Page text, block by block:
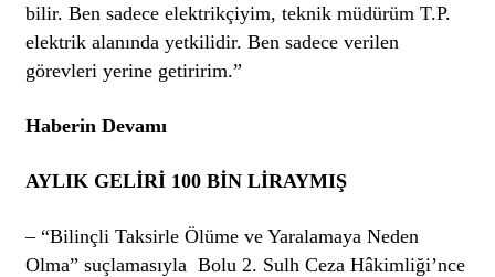
bilir. Ben sadece elektrikçiyim, teknik müdürüm T.P.
elektrik alanında yetkilidir. Ben sadece verilen
görevleri yerine getiririm.”
Haberin Devamı
AYLIK GELİRİ 100 BİN LİRAYMIŞ
– “Bilinçli Taksirle Ölüme ve Yaralamaya Neden
Olma” suçlamasıyla Bolu 2. Sulh Ceza Hâkimliği’nce